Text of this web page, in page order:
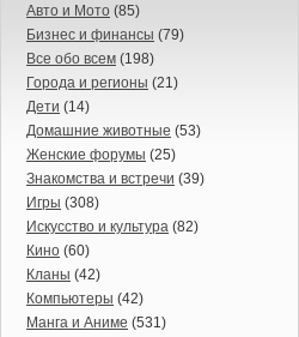
Авто и Мото (85)
Бизнес и финансы (79)
Все обо всем (198)
Города и регионы (21)
Дети (14)
Домашние животные (53)
Женские форумы (25)
Знакомства и встречи (39)
Игры (308)
Искусство и культура (82)
Кино (60)
Кланы (42)
Компьютеры (42)
Манга и Аниме (531)